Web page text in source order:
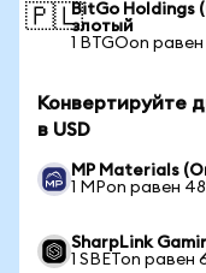
🇵🇱BitGo Holdings
злотый
1 BTGOon равен
Конвертируйте
в USD
MP Materials
1 MPon равен
SharpLink
1 SBETon равен